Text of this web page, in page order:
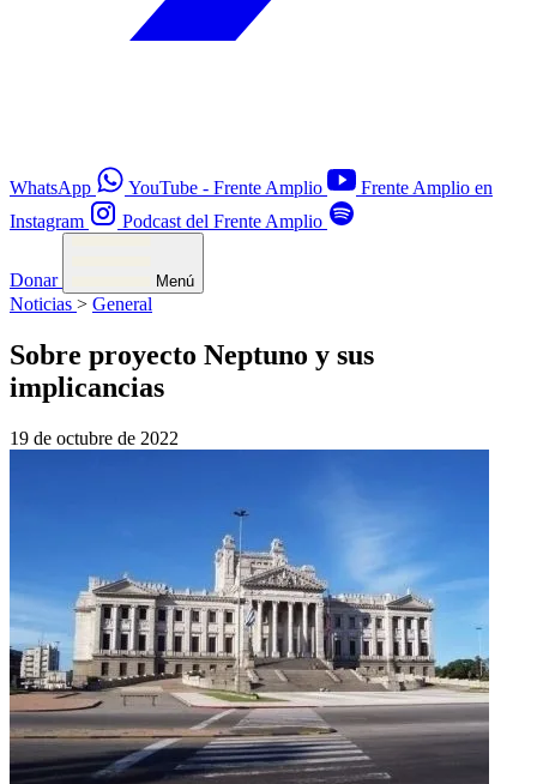
WhatsApp YouTube - Frente Amplio
Frente Amplio en
Instagram
Podcast del Frente Amplio
Donar Menú
Noticias > General
Sobre proyecto Neptuno y sus
implicancias
19 de octubre de 2022